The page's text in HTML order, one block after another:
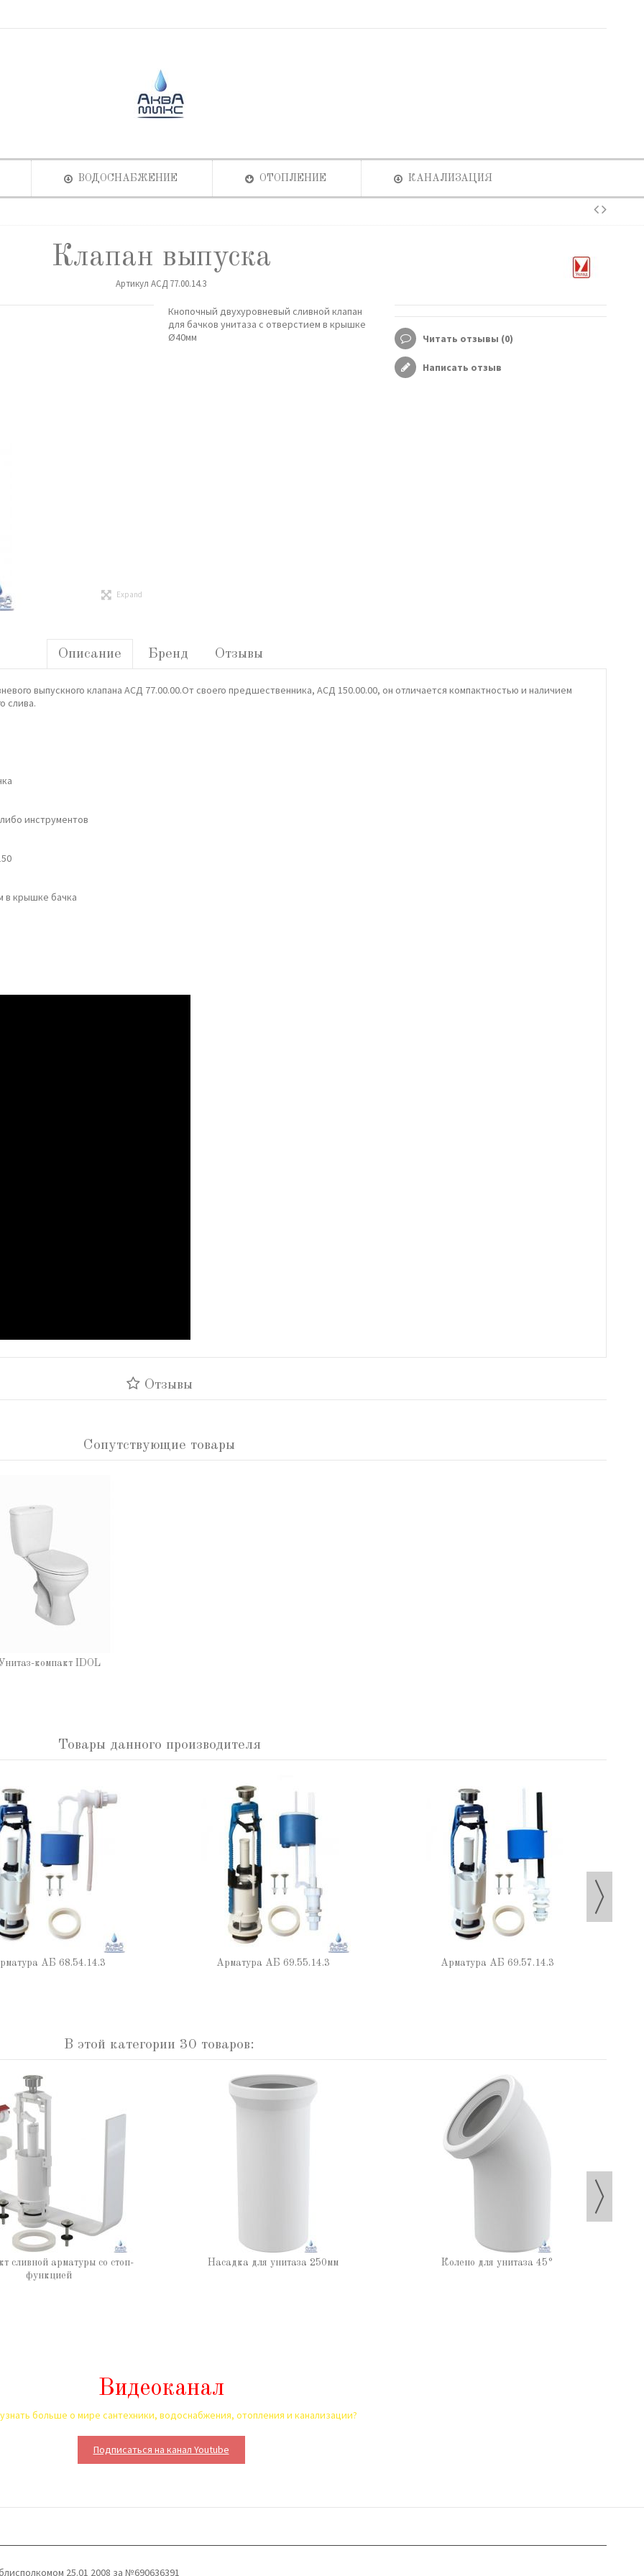
ВОДОСНАБЖЕНИЕ ОТОПЛЕНИЕ КАНАЛИЗАЦИЯ
Клапан выпуска
Артикул АСД 77.00.14.3
Expand
Кнопочный двухуровневый сливной клапан
для бачков унитаза с отверстием в крышке
Ø40мм
Читать отзывы (0)
Написать отзыв
Описание Бренд Отзывы
выпускного клапана АСД 77.00.00.От своего предшественника, АСД 150.00.00, он отличается компактностью и наличием
слива.
инструментов
в крышке бачка
Отзывы
Сопутствующие товары
Унитаз-компакт IDOL
Товары данного производителя
АБ 68.54.14.3 Арматура АБ 69.55.14.3 Арматура АБ 69.57.14.3
В этой категории 30 товаров:
сливной арматуры со стоп-
функцией
Насадка для унитаза 250мм Колено для унитаза 45°
Видеоканал
больше о мире сантехники, водоснабжения, отопления и канализации?
Подписаться на канал Youtube
25.01 2008 за №690636391